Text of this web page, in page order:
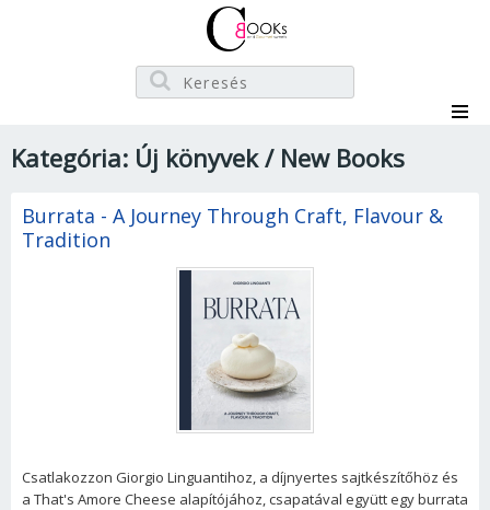
Kategória: Új könyvek / New Books
Burrata - A Journey Through Craft, Flavour &
Tradition
Csatlakozzon Giorgio Linguantihoz, a díjnyertes sajtkészítőhöz és
a That's Amore Cheese alapítójához, csapatával együtt egy burrata